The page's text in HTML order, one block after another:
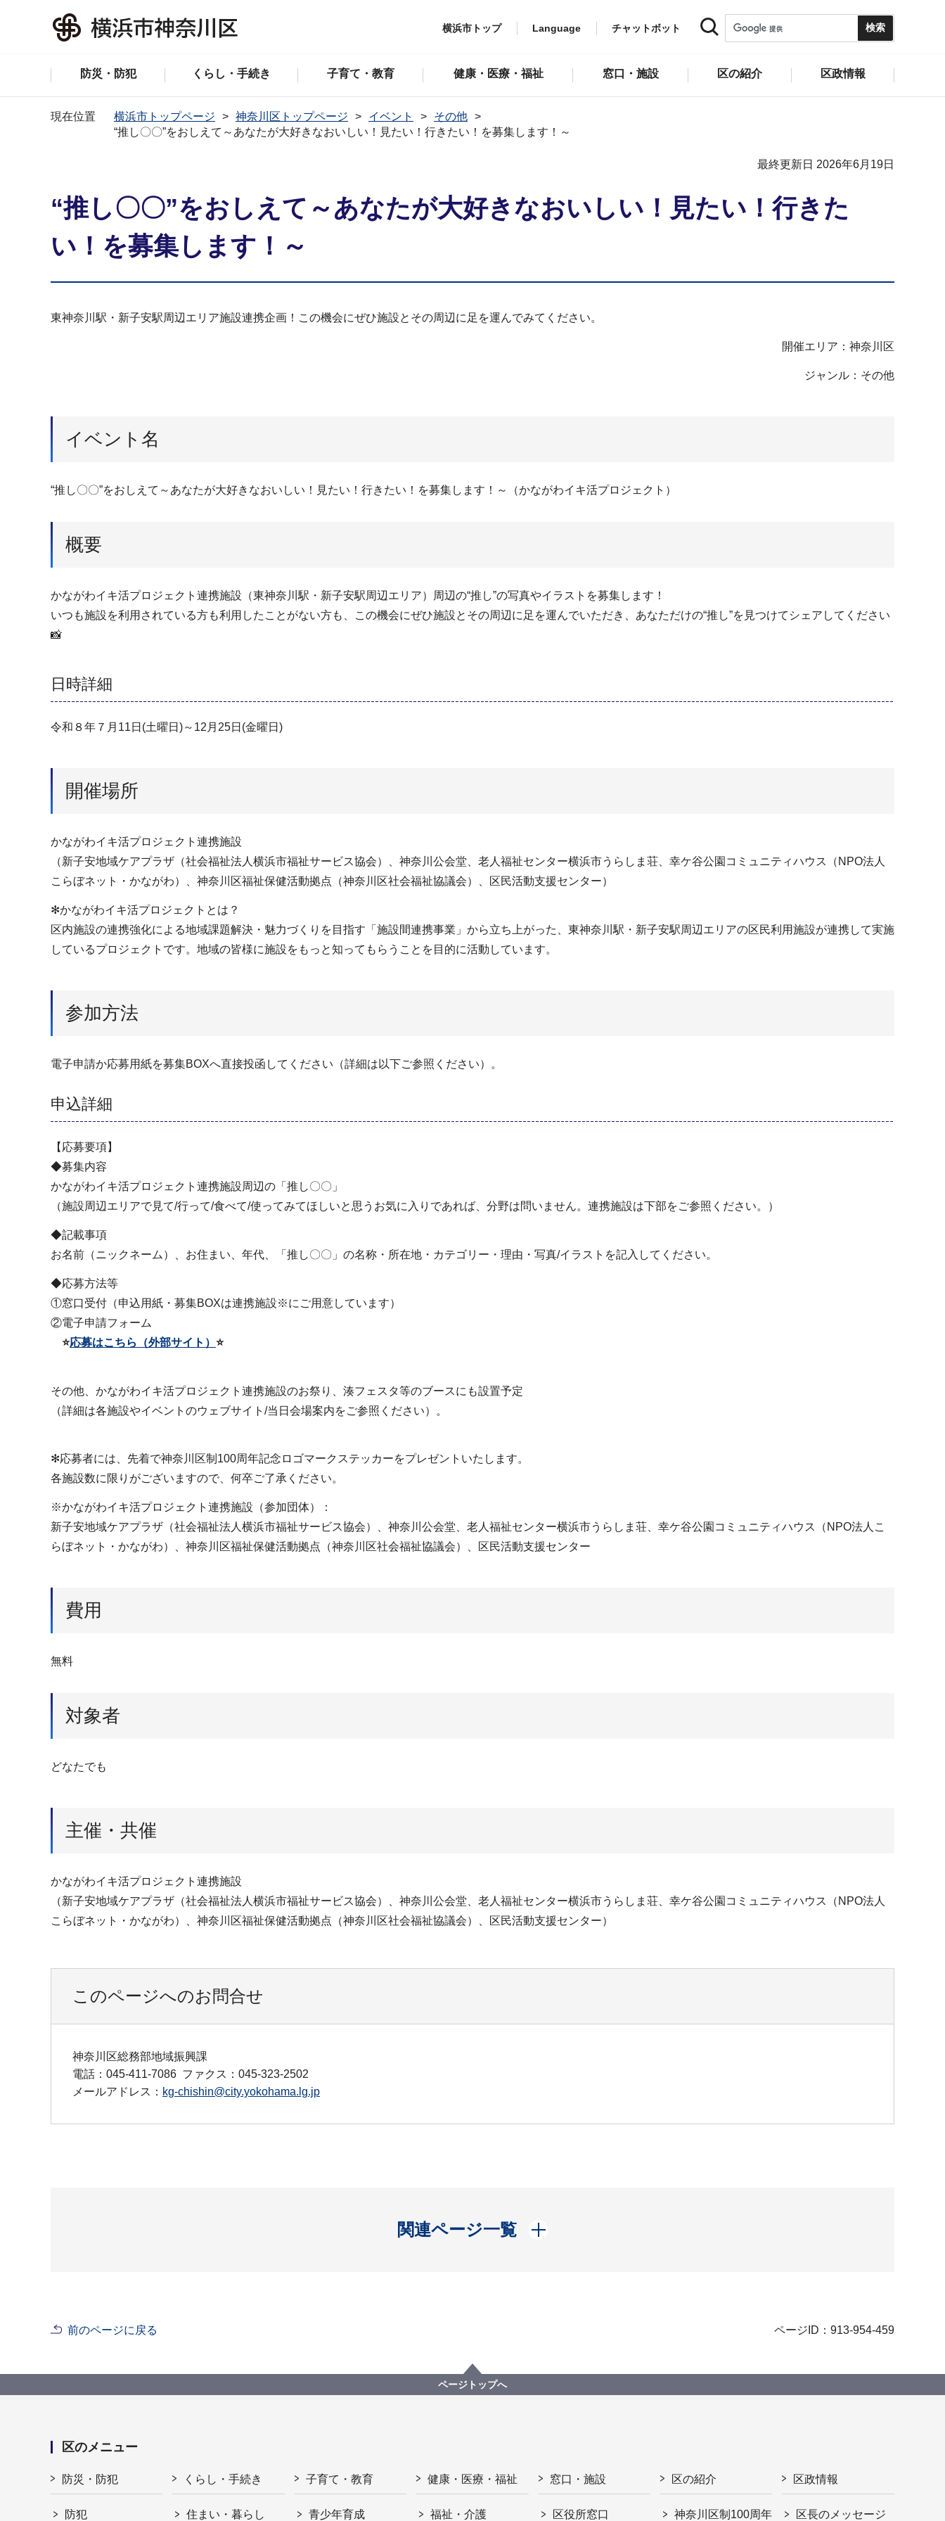
横浜市トップ Language チャットボット
防災・防犯 くらし・手続き 子育て・教育 健康・医療・福祉 窓口・施設 区の紹介 区政情報
現在位置 横浜市トップページ 神奈川区トップページ イベント
その他
“推し〇〇”をおしえて～あなたが大好きなおいしい！見たい！行きたい！を募集します！～
最終更新日 2026年6月19日
“推し〇〇”をおしえて～あなたが大好きなおいしい！見たい！行きた
い！を募集します！～
東神奈川駅・新子安駅周辺エリア施設連携企画！この機会にぜひ施設とその周辺に足を運んでみてください。
開催エリア：神奈川区
ジャンル：その他
イベント名
“推し〇〇”をおしえて～あなたが大好きなおいしい！見たい！行きたい！を募集します！～（かながわイキ活プロジェクト）
概要
かながわイキ活プロジェクト連携施設（東神奈川駅・新子安駅周辺エリア）周辺の“推し”の写真やイラストを募集します！
いつも施設を利用されている方も利用したことがない方も、この機会にぜひ施設とその周辺に足を運んでいただき、あなただけの“推し”を見つけてシェアしてください
📸
日時詳細
令和８年７月11日(土曜日)～12月25日(金曜日)
開催場所
かながわイキ活プロジェクト連携施設
（新子安地域ケアプラザ（社会福祉法人横浜市福祉サービス協会）、神奈川公会堂、老人福祉センター横浜市うらしま荘、幸ケ谷公園コミュニティハウス（NPO法人
こらぼネット・かながわ）、神奈川区福祉保健活動拠点（神奈川区社会福祉協議会）、区民活動支援センター）
✻かながわイキ活プロジェクトとは？
区内施設の連携強化による地域課題解決・魅力づくりを目指す「施設間連携事業」から立ち上がった、東神奈川駅・新子安駅周辺エリアの区民利用施設が連携して実施
しているプロジェクトです。地域の皆様に施設をもっと知ってもらうことを目的に活動しています。
参加方法
電子申請か応募用紙を募集BOXへ直接投函してください（詳細は以下ご参照ください）。
申込詳細
【応募要項】
◆募集内容
かながわイキ活プロジェクト連携施設周辺の「推し〇〇」
（施設周辺エリアで見て/行って/食べて/使ってみてほしいと思うお気に入りであれば、分野は問いません。連携施設は下部をご参照ください。）
◆記載事項
お名前（ニックネーム）、お住まい、年代、「推し〇〇」の名称・所在地・カテゴリー・理由・写真/イラストを記入してください。
◆応募方法等
①窓口受付（申込用紙・募集BOXは連携施設※にご用意しています）
②電子申請フォーム
⭐応募はこちら（外部サイト） ⭐
その他、かながわイキ活プロジェクト連携施設のお祭り、湊フェスタ等のブースにも設置予定
（詳細は各施設やイベントのウェブサイト/当日会場案内をご参照ください）。
✻応募者には、先着で神奈川区制100周年記念ロゴマークステッカーをプレゼントいたします。
各施設数に限りがございますので、何卒ご了承ください。
※かながわイキ活プロジェクト連携施設（参加団体）：
新子安地域ケアプラザ（社会福祉法人横浜市福祉サービス協会）、神奈川公会堂、老人福祉センター横浜市うらしま荘、幸ケ谷公園コミュニティハウス（NPO法人こ
らぼネット・かながわ）、神奈川区福祉保健活動拠点（神奈川区社会福祉協議会）、区民活動支援センター
費用
無料
対象者
どなたでも
主催・共催
かながわイキ活プロジェクト連携施設
（新子安地域ケアプラザ（社会福祉法人横浜市福祉サービス協会）、神奈川公会堂、老人福祉センター横浜市うらしま荘、幸ケ谷公園コミュニティハウス（NPO法人
こらぼネット・かながわ）、神奈川区福祉保健活動拠点（神奈川区社会福祉協議会）、区民活動支援センター）
このページへのお問合せ
神奈川区総務部地域振興課
電話：045-411-7086 ファクス：045-323-2502
メールアドレス： kg-chishin@city.yokohama.lg.jp
関連ページ一覧
開く
前のページに戻る ページID：913-954-459
ページトップへ
区のメニュー
防災・防犯
防犯
くらし・手続き
住まい・暮らし
子育て・教育
青少年育成
健康・医療・福祉
福祉・介護
窓口・施設
区役所窓口
区の紹介
神奈川区制100周年
区政情報
区長のメッセージ